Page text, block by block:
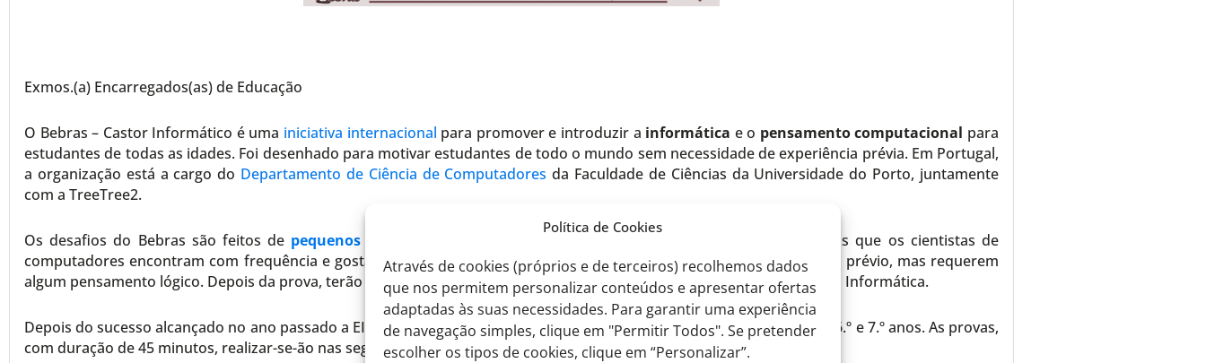
Política de Cookies
Através de cookies (próprios e de terceiros) recolhemos dados
que nos permitem personalizar conteúdos e apresentar ofertas
adaptadas às suas necessidades. Para garantir uma experiência
de navegação simples, clique em "Permitir Todos". Se pretender
escolher os tipos de cookies, clique em “Personalizar”.
Exmos.(a) Encarregados(as) de Educação
O Bebras – Castor Informático é uma iniciativa internacional para promover e introduzir a informática e o pensamento computacional para
estudantes de todas as idades. Foi desenhado para motivar estudantes de todo o mundo sem necessidade de experiência prévia. Em Portugal,
a organização está a cargo do Departamento de Ciência de Computadores da Faculdade de Ciências da Universidade do Porto, juntamente
com a TreeTree2.
Os desafios do Bebras são feitos de pequenos problemas
que são divertidos, estimulantes e baseados em tarefas que os cientistas de
computadores encontram com frequência e gostam de resolver. Os problemas não requerem nenhum conhecimento prévio, mas requerem
algum pensamento lógico. Depois da prova, terão acesso a soluções explicadas e um enquadramento dentro da área da Informática.
Depois do sucesso alcançado no ano passado a EITV, este ano, participará nesta iniciativa com os alunos do 3.º, 4.º, 5.º, 6.º e 7.º anos. As provas,
com duração de 45 minutos, realizar-se-ão nas seguintes datas: